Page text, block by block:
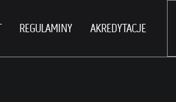
REGULAMINY AKREDYTACJE